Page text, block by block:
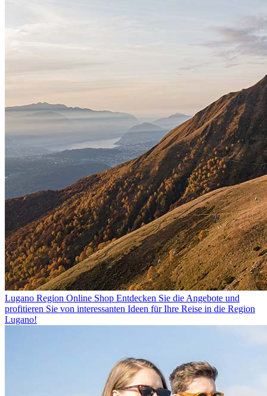
Lugano Region Online Shop Entdecken Sie die Angebote und
profitieren Sie von interessanten Ideen für Ihre Reise in die Region
Lugano!